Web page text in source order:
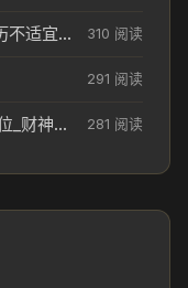
今日2026年04月11日入住新居老黄历不适宜吗_搬家择日参考 310 阅读
291 阅读
2026年04月12日今天财神在哪个吉位_财神方位参考 281 阅读